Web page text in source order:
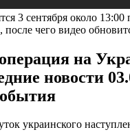
3 сентября около 13:00
чего видео
на
новости
украинского